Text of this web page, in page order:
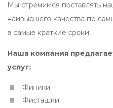
Мы стремимся поставлять
наивысшего качества по
в самые краткие сроки.
Наша компания
услуг:
Финики
Фисташки